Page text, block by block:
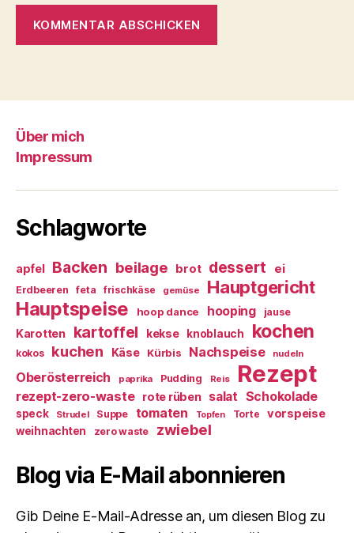
Über mich
Impressum
Schlagworte
apfel Backen beilage brot dessert ei
Erdbeeren feta frischkäse gemüse Hauptgericht
Hauptspeise hoop dance hooping jause
Karotten kartoffel kekse knoblauch kochen
kokos kuchen Käse Kürbis Nachspeise nudeln
Oberösterreich paprika Pudding Reis Rezept
rezept-zero-waste rote rüben salat Schokolade
speck Strudel Suppe tomaten Topfen Torte vorspeise
weihnachten zero waste zwiebel
Blog via E-Mail abonnieren
Gib Deine E-Mail-Adresse an, um diesen Blog zu